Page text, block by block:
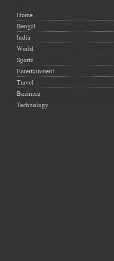
Home
Bengal
India
World
Sports
Entertainment
Travel
Business
Technology